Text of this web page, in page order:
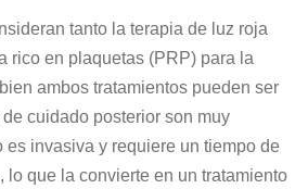
tanto la terapia de luz roja
rico en plaquetas (PRP) para la
ambos tratamientos pueden ser
cuidado posterior son muy
es invasiva y requiere un tiempo de
lo que la convierte en un tratamiento